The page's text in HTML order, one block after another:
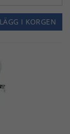
LÄGG I KORGEN